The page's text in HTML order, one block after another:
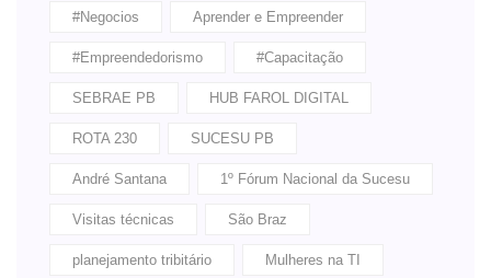
#Negocios Aprender e Empreender
#Empreendedorismo #Capacitação
SEBRAE PB HUB FAROL DIGITAL
ROTA 230 SUCESU PB
André Santana 1º Fórum Nacional da Sucesu
Visitas técnicas São Braz
planejamento tribitário Mulheres na TI